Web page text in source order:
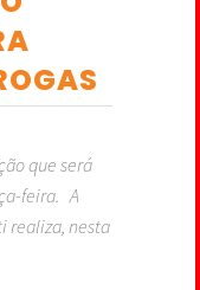
que será
feira. A
realiza, nesta